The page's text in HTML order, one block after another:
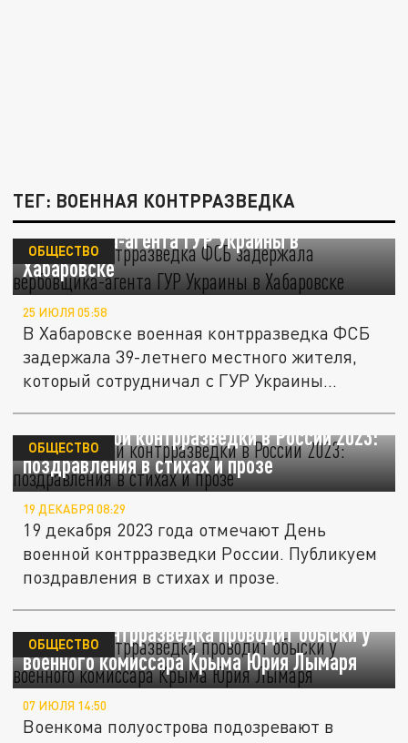
ТЕГ: ВОЕННАЯ КОНТРРАЗВЕДКА
Военная контрразведка ФСБ задержала
вербовщика-агента ГУР Украины в
Хабаровске
ОБЩЕСТВО
25 ИЮЛЯ 05:58
В Хабаровске военная контрразведка ФСБ
задержала 39-летнего местного жителя,
который сотрудничал с ГУР Украины...
День военной контрразведки в России 2023:
поздравления в стихах и прозе
ОБЩЕСТВО
19 ДЕКАБРЯ 08:29
19 декабря 2023 года отмечают День
военной контрразведки России. Публикуем
поздравления в стихах и прозе.
Военная контрразведка проводит обыски у
военного комиссара Крыма Юрия Лымаря
ОБЩЕСТВО
07 ИЮЛЯ 14:50
Военкома полуострова подозревают в